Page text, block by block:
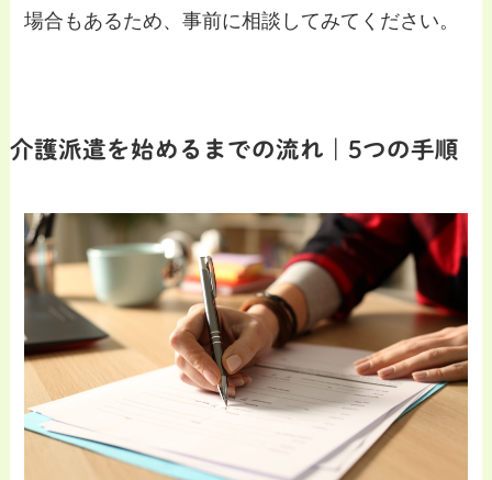
場合もあるため、事前に相談してみてください。
介護派遣を始めるまでの流れ｜5つの手順